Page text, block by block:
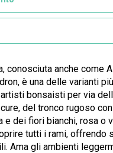
conosciuta anche come
è una delle varianti più
bonsaisti per via
del tronco rugoso
e dei fiori bianchi, rosa o
tutti i rami, offrendo
Ama gli ambienti